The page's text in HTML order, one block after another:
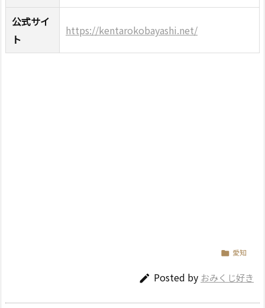
公式サイ
ト
https://kentarokobayashi.net/
 愛知
 Posted by おみくじ好き